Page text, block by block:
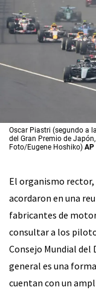
Oscar Piastri (segundo a
del Gran Premio de
Foto/Eugene Hoshiko) AP
El organismo rector,
acordaron en una
fabricantes de
consultar a los
Consejo Mundial del
general es una
cuentan con un